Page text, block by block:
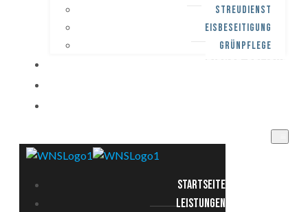
STREUDIENST
EISBESEITIGUNG
GRÜNPFLEGE
WINTERDIENST-PFLICHT
STARTSEITE
LEISTUNGEN